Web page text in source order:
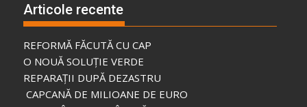
Articole recente
REFORMĂ FĂCUTĂ CU CAP
O NOUĂ SOLUȚIE VERDE
REPARAȚII DUPĂ DEZASTRU
CAPCANĂ DE MILIOANE DE EURO